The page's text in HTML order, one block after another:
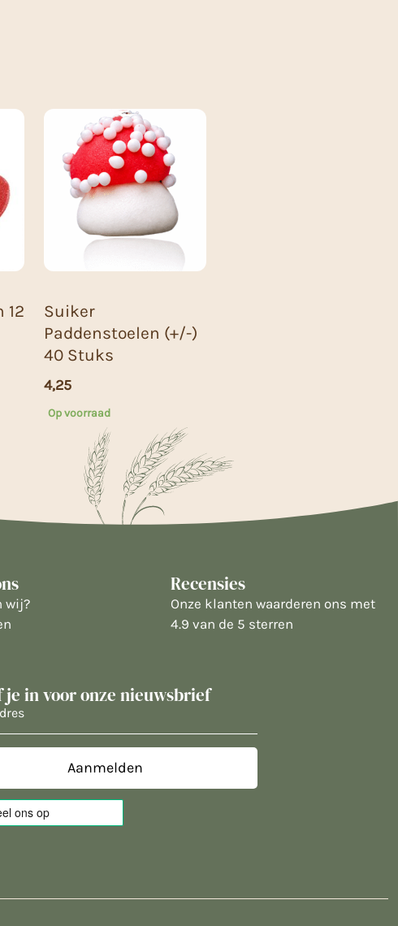
12
Suiker
Paddenstoelen (+/-)
40 Stuks
4,25
Op voorraad
wij?
Recensies
Onze klanten waarderen ons met
4.9 van de 5 sterren
je in voor onze nieuwsbrief